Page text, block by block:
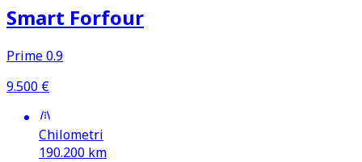
Smart Forfour
Prime 0.9
9.500 €
Chilometri
190.200 km